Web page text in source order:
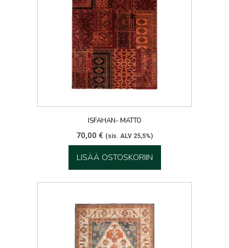
ISFAHAN- MATTO
70,00 € (sis. ALV 25,5%)
LISÄÄ OSTOSKORIIN